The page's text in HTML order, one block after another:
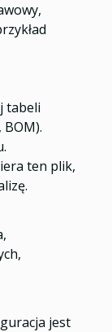
tabeli
ten plik,
jest